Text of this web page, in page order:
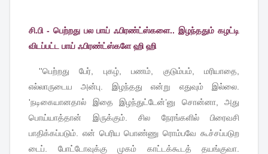
சி.பி - பெற்றது பல பாய் ஃபிரண்ட்ஸ்களை.. இழந்ததும் கழட்டி
விடப்பட்ட பாய் ஃபிரண்ட்ஸ்களே ஹி ஹி
''பெற்றது பேர் புகழ், பணம் குடும்பம், மரியாதை
எல்லாருடைய
அன்பு இழந்தது என்று எதுவும் இல்லை
'நடிகையானதால் இதை இழந்துட்டேன்’னு சொன்னா, அது
பொய்யாத்தான்
இருக்கும். சில நேரங்களில்
பிரைவசி
பாதிக்கப்படும்
என் பெரிய பொண்ணு ரொம்பவே கூச்சப்படுற
டைப்
போட்டோவுக்கு முகம் காட்டக்கூடத் தயங்குவா